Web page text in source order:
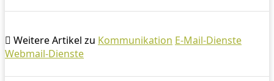
Weitere Artikel zu Kommunikation E-Mail-Dienste
Webmail-Dienste